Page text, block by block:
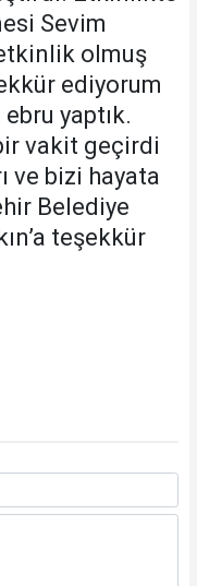
Sevim
olmuş
ediyorum
yaptık.
vakit geçirdi
ve bizi hayata
Belediye
teşekkür